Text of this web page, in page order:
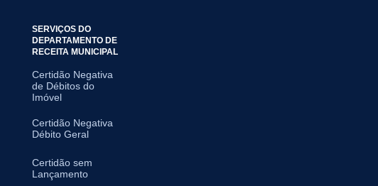
SERVIÇOS DO
DEPARTAMENTO DE
RECEITA MUNICIPAL
Certidão Negativa
de Débitos do
Imóvel
Certidão Negativa
Débito Geral
Certidão sem
Lançamento